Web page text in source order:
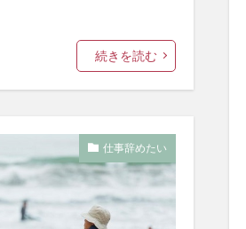
続きを読む
仕事辞めたい